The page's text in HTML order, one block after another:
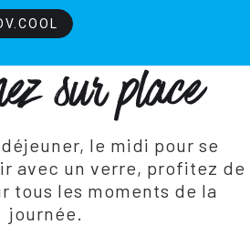
sur place
le midi pour se
avec un verre, profitez de
tous les moments de la
journée.